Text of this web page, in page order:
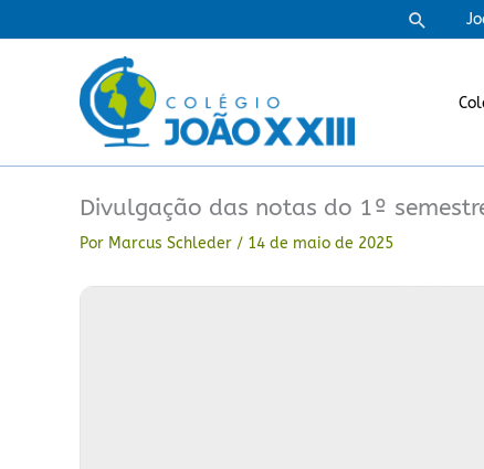
para
Divulgação das notas do 1º
Por Marcus Schleder / 14 de maio de 2025